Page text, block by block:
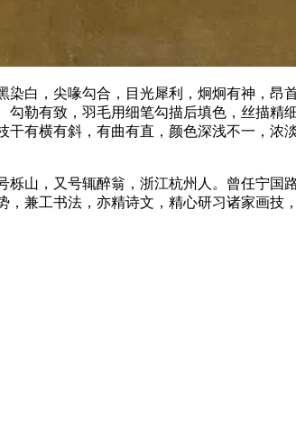
白，尖喙勾合，目光犀利，炯炯有神，昂
勒有致，羽毛用细笔勾描后填色，丝描精
有横有斜，有曲有直，颜色深浅不一，浓
山，又号辄醉翁，浙江杭州人。曾任宁国
兼工书法，亦精诗文，精心研习诸家画技